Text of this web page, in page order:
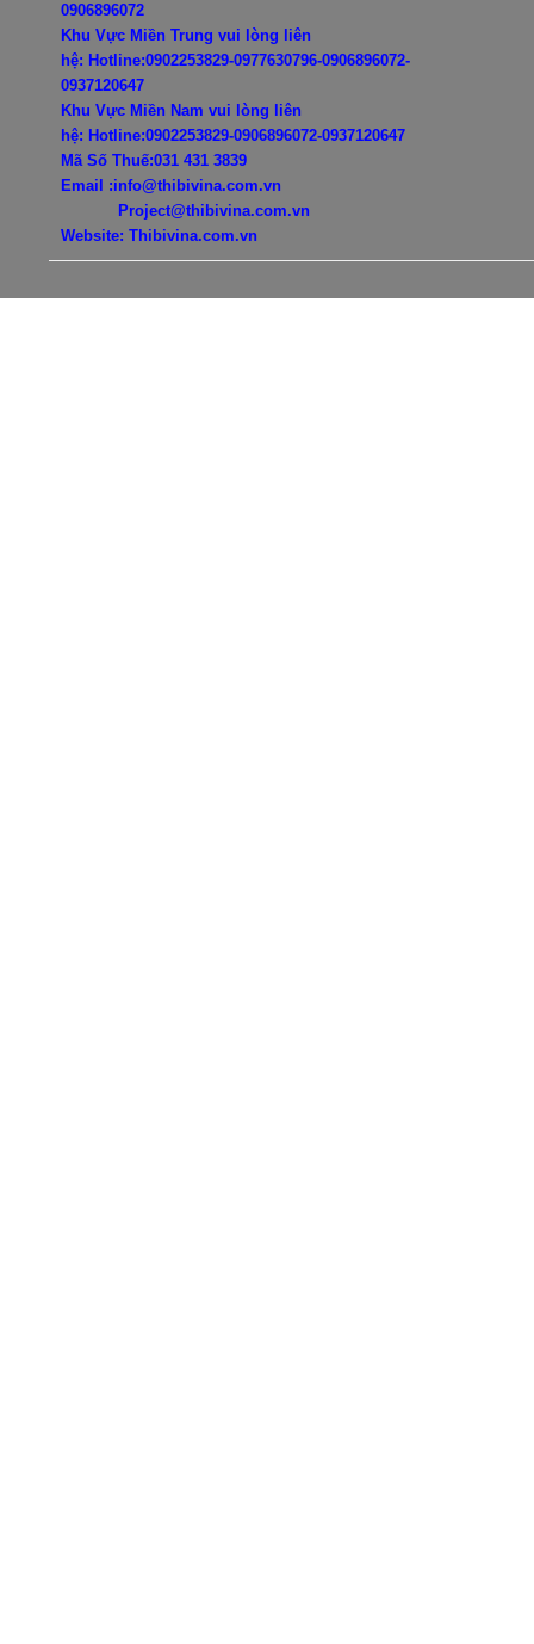
0906896072
Khu Vực Miền Trung vui lòng liên
hệ: Hotline:0902253829-0977630796-0906896072-
0937120647
Khu Vực Miền Nam vui lòng liên
hệ: Hotline:0902253829-0906896072-0937120647
Mã Số Thuế:031 431 3839
Email :info@thibivina.com.vn
Project@thibivina.com.vn
Website: Thibivina.com.vn